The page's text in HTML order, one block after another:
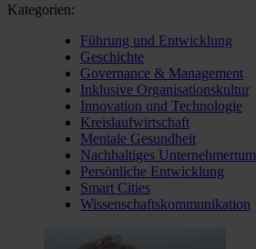
Kategorien:
Führung und Entwicklung
Geschichte
Governance & Management
Inklusive Organisationskultur
Innovation und Technologie
Kreislaufwirtschaft
Mentale Gesundheit
Nachhaltiges Unternehmertum
Persönliche Entwicklung
Smart Cities
Wissenschaftskommunikation